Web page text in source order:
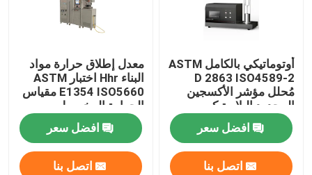
أوتوماتيكي بالكامل ASTM
D 2863 ISO4589-2
مُحلل مؤشر الأكسجين
المحدود البلاستيكي
افضل سعر
اتصل بنا
معدل إطلاق حرارة مواد
البناء Hhr اختبار ASTM
E1354 ISO5660 مقياس
الحرارة المخروط
افضل سعر
اتصل بنا